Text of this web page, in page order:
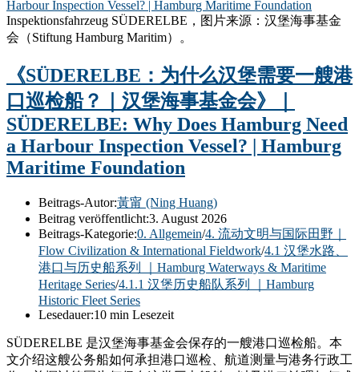
Inspektionsfahrzeug SÜDERELBE，图片来源：汉堡海事基金
会（Stiftung Hamburg Maritim）。
《SÜDERELBE：为什么汉堡需要一艘港
口巡检船？｜汉堡海事基金会》｜
SÜDERELBE: Why Does Hamburg Need
a Harbour Inspection Vessel? | Hamburg
Maritime Foundation
Beitrags-Autor:黃甯 (Ning Huang)
Beitrag veröffentlicht:3. August 2026
Beitrags-Kategorie:0. Allgemein/4. 流动文明与国际田野｜
Flow Civilization & International Fieldwork/4.1 汉堡水路、
港口与历史船系列 ｜Hamburg Waterways & Maritime
Heritage Series/4.1.1 汉堡历史船队系列 ｜Hamburg
Historic Fleet Series
Lesedauer:10 min Lesezeit
SÜDERELBE 是汉堡海事基金会保存的一艘港口巡检船。本
文介绍这艘公务船如何承担港口巡检、航道测量与港务行政工